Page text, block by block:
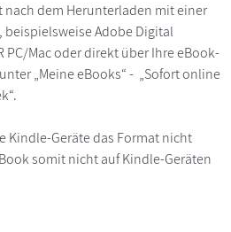
nach dem Herunterladen mit einer
Adobe Digital
PC/Mac oder direkt über Ihre eBook-
„Meine eBooks“ - „Sofort online
Kindle-Geräte das Format nicht
somit nicht auf Kindle-Geräten